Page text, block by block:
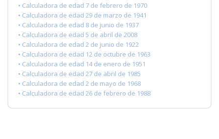
• Calculadora de edad 7 de febrero de 1970
• Calculadora de edad 29 de marzo de 1941
• Calculadora de edad 8 de junio de 1937
• Calculadora de edad 5 de abril de 2008
• Calculadora de edad 2 de junio de 1922
• Calculadora de edad 12 de octubre de 1963
• Calculadora de edad 14 de enero de 1951
• Calculadora de edad 27 de abril de 1985
• Calculadora de edad 2 de mayo de 1968
• Calculadora de edad 26 de febrero de 1988